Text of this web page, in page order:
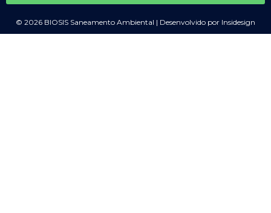
© 2026 BIOSIS Saneamento Ambiental | Desenvolvido por Insidesign